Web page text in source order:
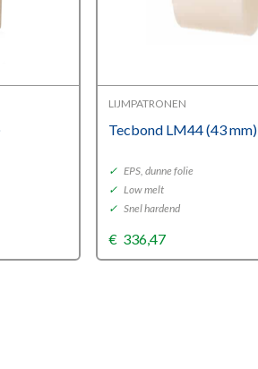
LIJMPATRONEN
Tecbond LM44 (43 mm)
✓ EPS, dunne folie
✓ Low melt
✓ Snel hardend
€ 336,47